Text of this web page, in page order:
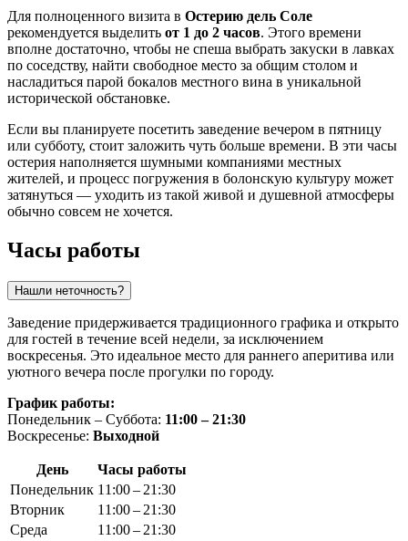
Для полноценного визита в Остерию дель Соле
рекомендуется выделить от 1 до 2 часов. Этого времени
вполне достаточно, чтобы не спеша выбрать закуски в лавках
по соседству, найти свободное место за общим столом и
насладиться парой бокалов местного вина в уникальной
исторической обстановке.
Если вы планируете посетить заведение вечером в пятницу
или субботу, стоит заложить чуть больше времени. В эти часы
остерия наполняется шумными компаниями местных
жителей, и процесс погружения в болонскую культуру может
затянуться — уходить из такой живой и душевной атмосферы
обычно совсем не хочется.
Часы работы
Нашли неточность?
Заведение придерживается традиционного графика и открыто
для гостей в течение всей недели, за исключением
воскресенья. Это идеальное место для раннего аперитива или
уютного вечера после прогулки по городу.
График работы:
Понедельник – Суббота: 11:00 – 21:30
Воскресенье: Выходной
День
Часы работы
Понедельник 11:00 – 21:30
Вторник
11:00 – 21:30
Среда
11:00 – 21:30